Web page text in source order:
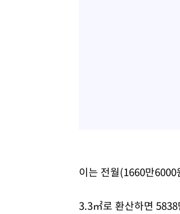
이는 전월(1660만
3.3㎡로 환산하면